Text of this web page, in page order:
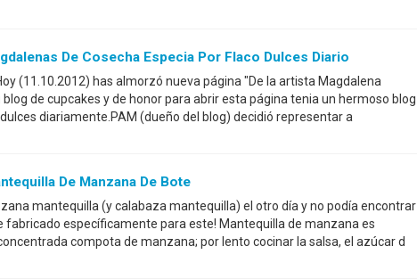
De Cosecha Especia Por Flaco Dulces Diario
(11.10.2012) has almorzó nueva página "De la artista Magdalena
de cupcakes y de honor para abrir esta página tenia un hermoso blog
dulces diariamente.PAM (dueño del blog) decidió representar a
De Manzana De Bote
mantequilla (y calabaza mantequilla) el otro día y no podía encontrar
fabricado específicamente para este! Mantequilla de manzana es
compota de manzana; por lento cocinar la salsa, el azúcar d